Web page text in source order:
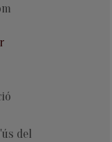
del